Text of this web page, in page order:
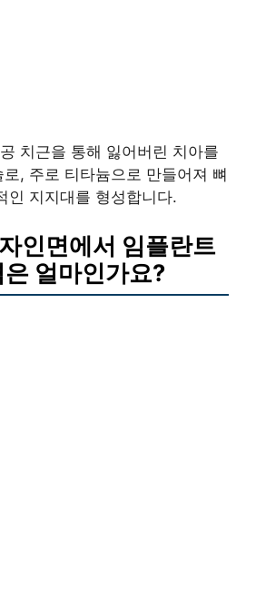
치근을 통해 잃어버린 치아를
, 주로 티타늄으로 만들어져 뼈
인 지지대를 형성합니다.
인면에서 임플란트
얼마인가요?